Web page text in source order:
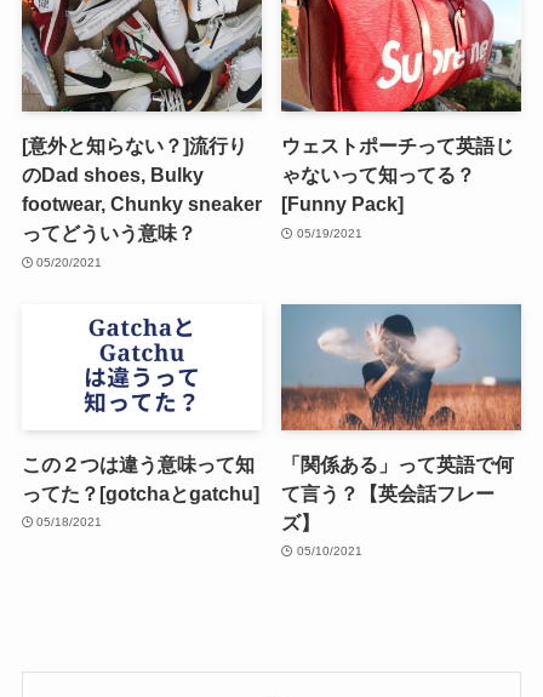
[意外と知らない？]流行り
のDad shoes, Bulky
footwear, Chunky sneaker
ってどういう意味？
05/20/2021
ウェストポーチって英語じ
ゃないって知ってる？
[Funny Pack]
05/19/2021
この２つは違う意味って知
ってた？[gotchaとgatchu]
05/18/2021
「関係ある」って英語で何
て言う？【英会話フレー
ズ】
05/10/2021